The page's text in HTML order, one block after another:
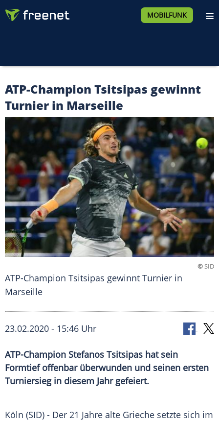
MOBILFUNK
ATP-Champion Tsitsipas gewinnt
Turnier in Marseille
©SID
ATP-Champion Tsitsipas gewinnt Turnier in
Marseille
23.02.2020 - 15:46 Uhr
ATP-Champion Stefanos Tsitsipas hat sein
Formtief offenbar überwunden und seinen ersten
Turniersieg in diesem Jahr gefeiert.
Köln (SID) - Der 21 Jahre alte Grieche setzte sich im